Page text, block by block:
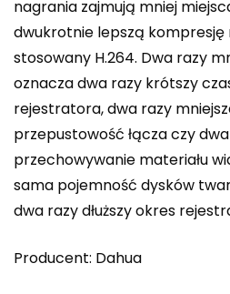
nagrania zajmują mniej
dwukrotnie lepszą kompresję
stosowany H.264. Dwa razy
oznacza dwa razy krótszy
rejestratora, dwa razy
przepustowość łącza czy
przechowywanie materiału
sama pojemność dysków
dwa razy dłuższy okres
Producent: Dahua